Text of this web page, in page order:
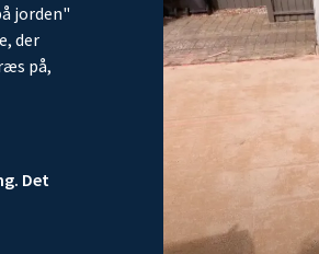
jorden"
der
på,
Det